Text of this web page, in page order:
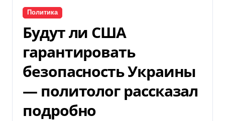
Политика
Будут ли США
гарантировать
безопасность Украины
— политолог рассказал
подробно